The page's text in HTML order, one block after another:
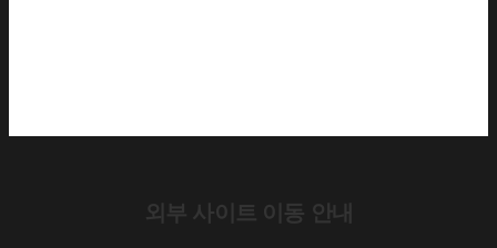
외부 사이트 이동 안내